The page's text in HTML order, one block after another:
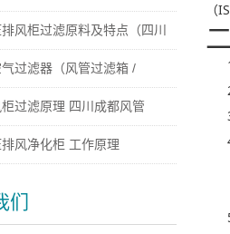
（
风柜过滤原料及特点（四川
过滤器（风管过滤箱 /
过滤原理 四川成都风管
风净化柜 工作原理
们